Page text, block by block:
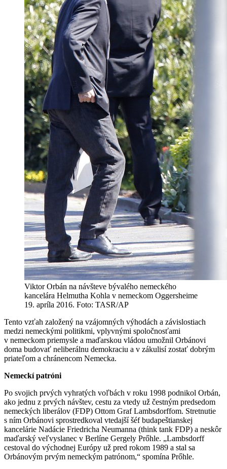
Viktor Orbán na návšteve bývalého nemeckého
kancelára Helmutha Kohla v nemeckom Oggersheime
19. apríla 2016. Foto: TASR/AP
Tento vzťah založený na vzájomných výhodách a závislostiach
medzi nemeckými politikmi, vplyvnými spoločnosťami
v nemeckom priemysle a maďarskou vládou umožnil Orbánovi
doma budovať neliberálnu demokraciu a v zákulisí zostať dobrým
priateľom a chránencom Nemecka.
Nemeckí patróni
Po svojich prvých vyhratých voľbách v roku 1998 podnikol Orbán,
ako jednu z prvých návštev, cestu za vtedy už čestným predsedom
nemeckých liberálov (FDP) Ottom Graf Lambsdorffom. Stretnutie
s ním Orbánovi sprostredkoval vtedajší šéf budapeštianskej
kancelárie Nadácie Friedricha Neumanna (think tank FDP) a neskôr
maďarský veľvyslanec v Berlíne Gergely Prőhle. „Lambsdorff
cestoval do východnej Európy už pred rokom 1989 a stal sa
Orbánovým prvým nemeckým patrónom,“ spomína Prőhle.